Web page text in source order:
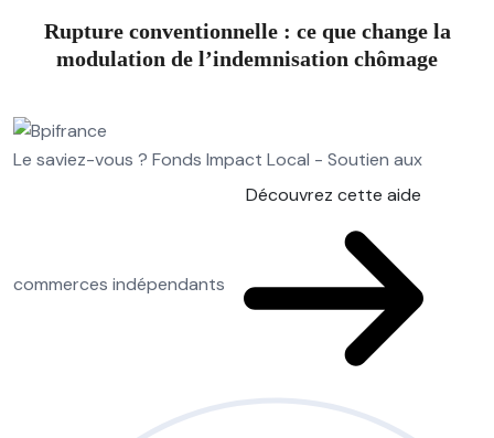
Rupture conventionnelle : ce que change la
modulation de l’indemnisation chômage
Le saviez-vous ? Fonds Impact Local - Soutien aux
commerces indépendants
Découvrez cette aide